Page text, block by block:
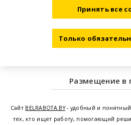
Размещение в
Сайт BELRABOTA.BY- удобный и понятный
тех, кто ищет работу, помогающий
Принять все
Только